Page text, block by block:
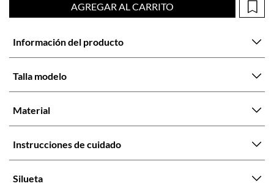
AGREGAR AL CARRITO
Información del producto
Talla modelo
Material
Instrucciones de cuidado
Silueta